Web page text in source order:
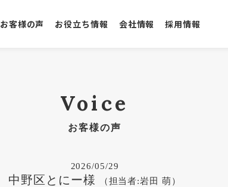
お客様の声 お役立ち情報 会社情報 採用情報
Voice
お客様の声
2026/05/29
中野区とにー様 （担当者:岩田 萌）